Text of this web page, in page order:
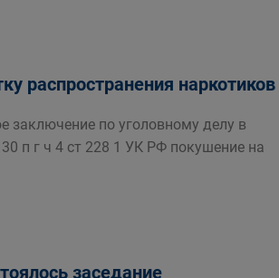
распространения наркотиков
заключение по уголовному делу в
п г ч 4 ст 228 1 УК РФ покушение на
заседание